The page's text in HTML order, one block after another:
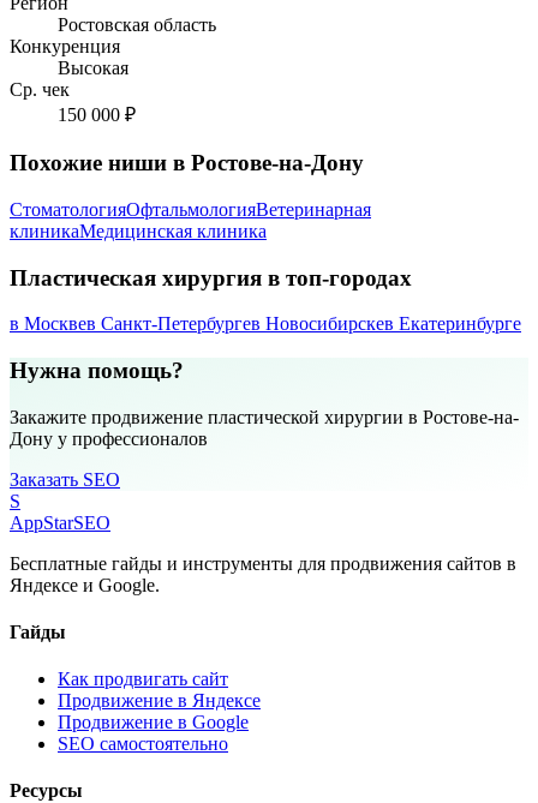
Ростовская область
Конкуренция
Высокая
Ср. чек
150 000 ₽
Похожие ниши в Ростове-на-Дону
СтоматологияОфтальмологияВетеринарная
клиникаМедицинская клиника
Пластическая хирургия в топ-городах
в Москвев Санкт-Петербургев Новосибирскев Екатеринбурге
Нужна помощь?
Закажите продвижение пластической хирургии в Ростове-на-
Дону у профессионалов
Заказать SEO
S
AppStarSEO
Бесплатные гайды и инструменты для продвижения сайтов в
Яндексе и Google.
Гайды
Как продвигать сайт
Продвижение в Яндексе
Продвижение в Google
SEO самостоятельно
Ресурсы